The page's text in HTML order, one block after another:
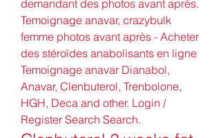
demandant des photos avant après.
Temoignage anavar, crazybulk
femme photos avant après - Acheter
des stéroïdes anabolisants en ligne
Temoignage anavar Dianabol,
Anavar, Clenbuterol, Trenbolone,
HGH, Deca and other. Login /
Register Search Search.